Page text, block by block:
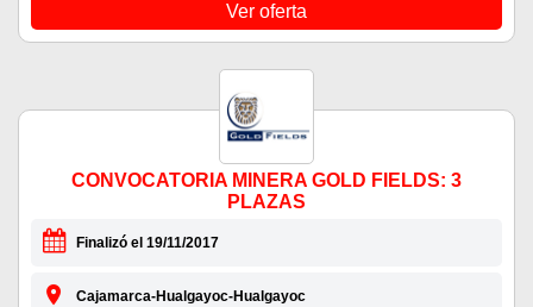
Ver oferta
CONVOCATORIA MINERA GOLD FIELDS: 3
PLAZAS
Finalizó el 19/11/2017
Cajamarca-Hualgayoc-Hualgayoc